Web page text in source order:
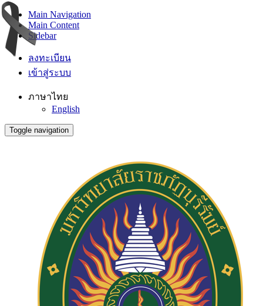
Main Navigation
Main Content
Sidebar
ลงทะเบียน
เข้าสู่ระบบ
ภาษาไทย
English
Toggle navigation